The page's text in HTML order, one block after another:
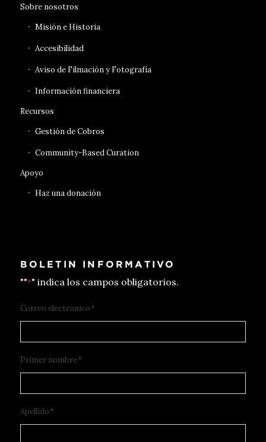
Sobre nosotros
Misión e Historia
Accesibilidad
Aviso de Filmación y Fotografía
Información financiera
Recursos
Gestión de Cobros
Community-Based Curation
Apoyo
Haz una donación
BOLETIN INFORMATIVO
""*" indica los campos obligatorios.
Correo electrónico*
Primer nombre*
Apellido*